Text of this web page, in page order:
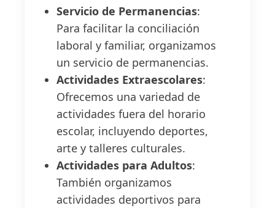
Servicio de Permanencias:
Para facilitar la conciliación
laboral y familiar, organizamos
un servicio de permanencias.
Actividades Extraescolares:
Ofrecemos una variedad de
actividades fuera del horario
escolar, incluyendo deportes,
arte y talleres culturales.
Actividades para Adultos:
También organizamos
actividades deportivos para